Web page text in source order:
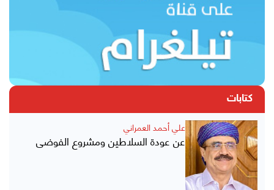
كتابات
علي أحمد العمراني
عن عودة السلاطين ومشروع الفوضى